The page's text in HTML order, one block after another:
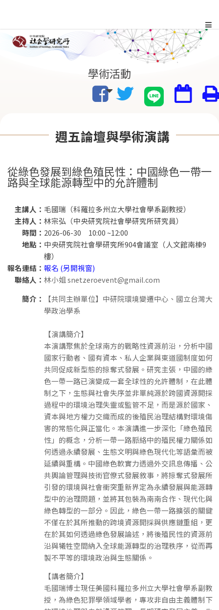
到
學術活動
週五論壇與學術演講
從綠色發展到綠色殖民性：中國綠色一帶一
路與全球能源轉型中的允許體制
主講人： 毛國瑞（科羅拉多州立大學社會學系副教授）
主持人： 林宗弘（中央研究院社會學研究所研究員）
時間： 2026-06-30 10:00 ~12:00
地點： 中央研究院社會學研究所904會議室（人文館南棟9
樓）
報名連結： 報名 (另開視窗)
聯絡人： 林小姐 snetzeroevent@gmail.com
簡介：
【共同主辦單位】中研院環境變遷中心、國立台灣大
學政治學系
【演講簡介】
本演講聚焦於全球南方的戰略性資源前沿，分析中國
國家行動者、國有資本、私人企業與東道國制度如何
共同促成新型態的掠奪式發展。研究主張，中國的綠
色一帶一路已演變成一套全球性的允許體制，在此體
制之下，生態與社會失序並非單純源於跨國資源開採
過程中的環境治理失靈或監管不足，而是源於國家、
資本與地方權力交織而成的後殖民治理結構對環境傷
害的常態化與正當化。本演講進一步深化「綠色殖民
性」的概念，分析一帶一路脈絡中的殖民權力關係如
何透過永續發展、生態文明與綠色現代化等語彙而被
延續與重構。中國綠色軟實力透過外交訊息傳播、公
共輿論管理與技術官僚式發展敘事，將掠奪式發展所
引發的環境與社會衝突重新界定為永續發展與能源轉
型中的治理問題，並將其包裝為南南合作、現代化與
綠色轉型的一部分。因此，綠色一帶一路擴張的關鍵
不僅在於其所推動的跨境資源開採與供應鏈重組，更
在於其如何透過綠色發展論述，將後殖民性的資源前
沿與犧牲空間納入全球能源轉型的治理秩序，從而再
製不平等的環境政治與生態關係。
【講者簡介】
毛國瑞博士現任美國科羅拉多州立大學社會學系副教
授，為綠色犯罪學領域學者，專攻非自由主義體制下